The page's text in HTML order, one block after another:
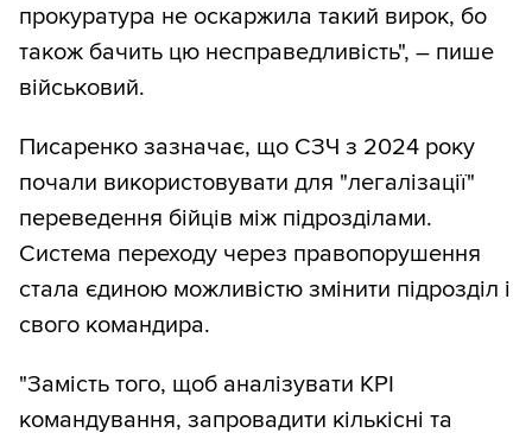
прокуратура не оскаржила такий вирок, бо
також бачить цю несправедливість", – пише
військовий.
Писаренко зазначає, що СЗЧ з 2024 року
почали використовувати для "легалізації"
переведення бійців між підрозділами.
Система переходу через правопорушення
стала єдиною можливістю змінити підрозділ і
свого командира.
"Замість того, щоб аналізувати KPI
командування, запровадити кількісні та